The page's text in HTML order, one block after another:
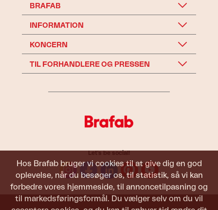
Hos Brafab bruger vi cookies til at give dig en god
oplevelse, når du besøger os, til statistik, så vi kan
forbedre vores hjemmeside, til annoncetilpasning og
til markedsføringsformål. Du vælger selv om du vil
BRAFAB
INFORMATION
KONCERN
TIL FORHANDLERE OG PRESSEN
Let's be social!